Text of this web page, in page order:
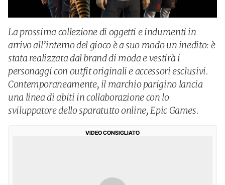
La prossima collezione di oggetti e indumenti in
arrivo all’interno del gioco è a suo modo un inedito: è
stata realizzata dal brand di moda e vestirà i
personaggi con outfit originali e accessori esclusivi.
Contemporaneamente, il marchio parigino lancia
una linea di abiti in collaborazione con lo
sviluppatore dello sparatutto online, Epic Games.
VIDEO CONSIGLIATO